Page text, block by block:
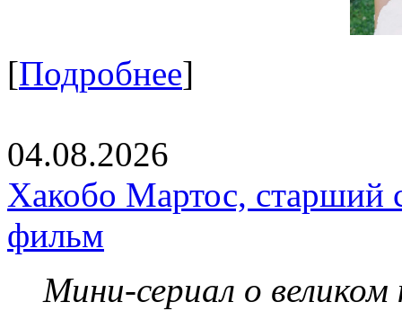
[Подробнее]
04.08.2026
Хакобо Мартос, старший
фильм
Мини-сериал о великом